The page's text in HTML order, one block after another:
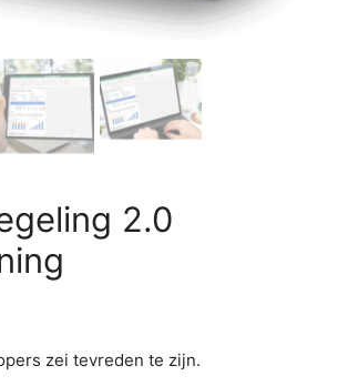
2.0
zei tevreden te zijn.